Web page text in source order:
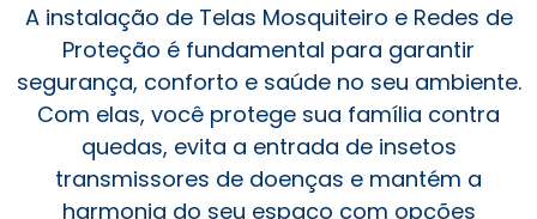
A instalação de Telas Mosquiteiro e Redes de
Proteção é fundamental para garantir
segurança, conforto e saúde no seu ambiente.
Com elas, você protege sua família contra
quedas, evita a entrada de insetos
transmissores de doenças e mantém a
harmonia do seu espaço com opções